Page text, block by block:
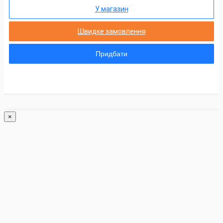
У магазин
Швидке замовлення
Придбати
×